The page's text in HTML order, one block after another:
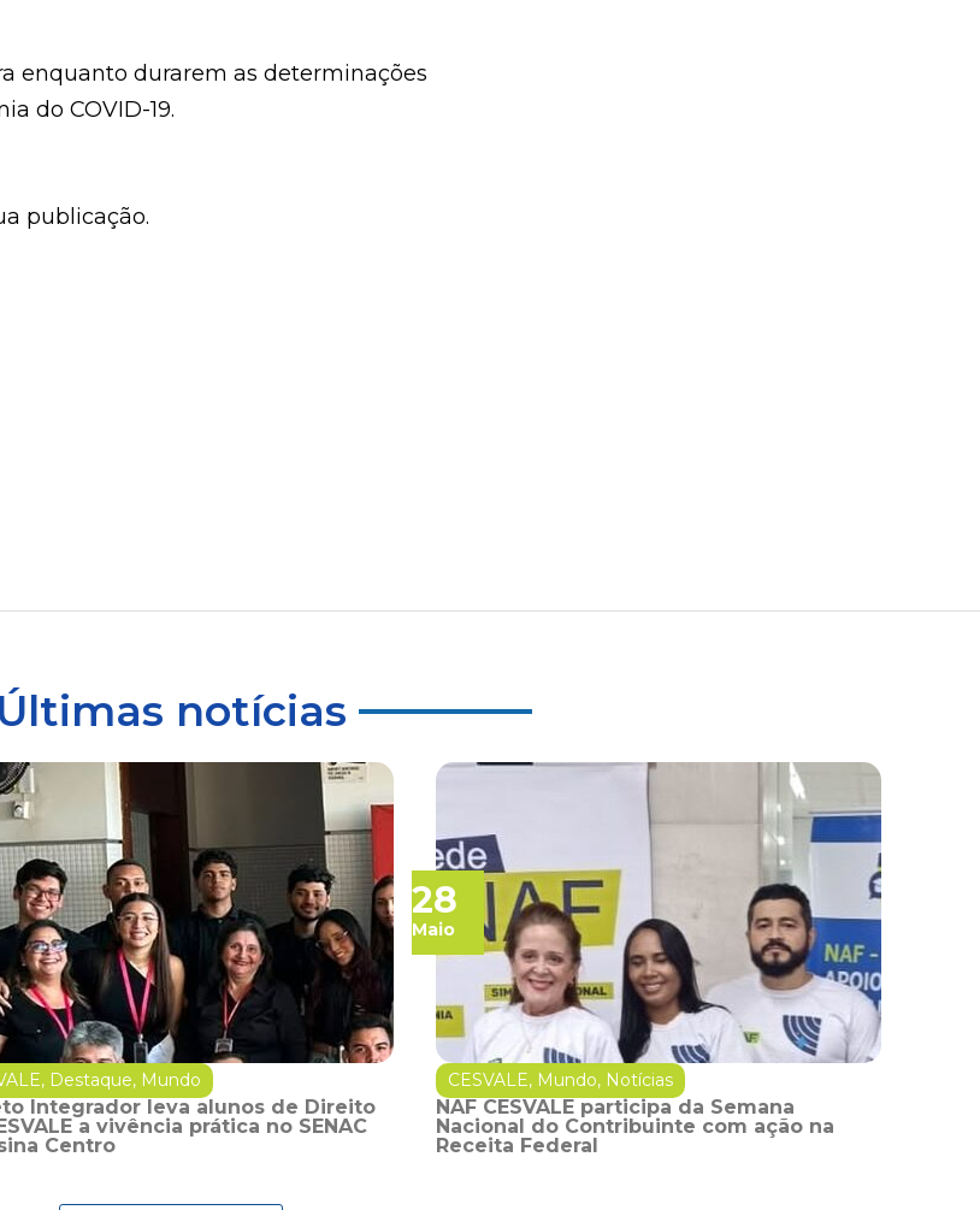
enquanto durarem as determinações
do COVID-19.
publicação.
Últimas notícias
, Destaque, Mundo
Integrador leva alunos de Direito
a vivência prática no SENAC
Centro
28
Maio
CESVALE, Mundo, Notícias
NAF CESVALE participa da Semana
Nacional do Contribuinte com ação na
Receita Federal